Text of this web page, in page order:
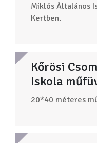
Miklós Általános
Kertben.
Kőrösi
Iskola
20*40 méteres